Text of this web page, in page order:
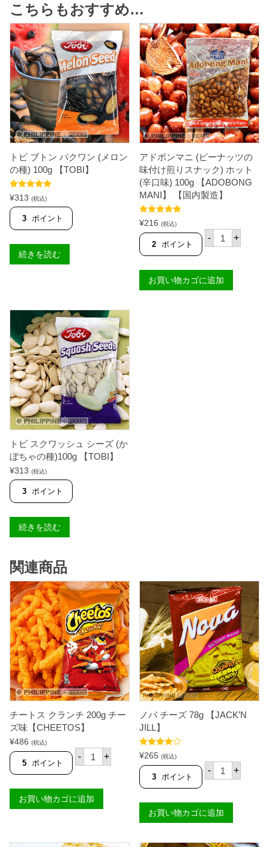
こちらもおすすめ…
トビ ブトン パクワン (メロン
の種) 100g 【TOBI】
5段階中5.00
の評価
¥313 (税込)
3 ポイント
続きを読む
アドボンマニ (ピーナッツの
味付け煎りスナック) ホット
(辛口味) 100g 【ADOBONG
MANI】 【国内製造】
5段階中5.00
の評価
¥216 (税込)
2 ポイント
- ア
ド
マ
ニ
(
A
D
O
B
O
N
G
M
A
N
I
】
【
内
+
お買い物カゴに追加
トビ スクワッシュ シーズ (か
ぼちゃの種)100g 【TOBI】
¥313 (税込)
3 ポイント
続きを読む
関連商品
チートス クランチ 200g チー
ズ味【CHEETOS】
¥486 (税込)
5 ポイント
- チ
ー
ク
ラ
ン
+
お買い物カゴに追加
ノバ チーズ 78g 【JACK’N
JILL】
5段階中
4.60 の評価
¥265 (税込)
3 ポイント
-
ノ
バ
ズ
7
8
【
+
お買い物カゴに追加